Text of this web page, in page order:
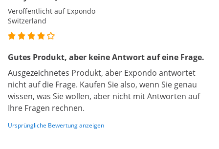
Veröffentlicht auf Expondo
Switzerland
Gutes Produkt, aber keine Antwort auf eine Frage.
Ausgezeichnetes Produkt, aber Expondo antwortet
nicht auf die Frage. Kaufen Sie also, wenn Sie genau
wissen, was Sie wollen, aber nicht mit Antworten auf
Ihre Fragen rechnen.
Ursprüngliche Bewertung anzeigen